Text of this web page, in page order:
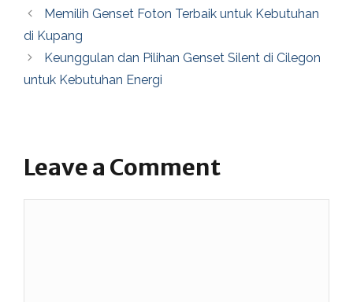
Memilih Genset Foton Terbaik untuk Kebutuhan
di Kupang
Keunggulan dan Pilihan Genset Silent di Cilegon
untuk Kebutuhan Energi
Leave a Comment